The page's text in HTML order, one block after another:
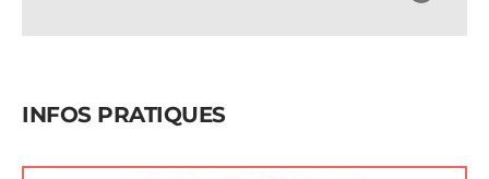
INFOS PRATIQUES